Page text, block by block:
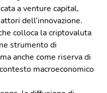
a venture capital,
dell’innovazione.
colloca la criptovaluta
strumento di
anche come riserva di
macroeconomico